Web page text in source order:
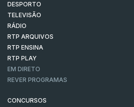
DESPORTO
TELEVISÃO
RÁDIO
RTP ARQUIVOS
RTP ENSINA
RTP PLAY
EM DIRETO
REVER PROGRAMAS
CONCURSOS